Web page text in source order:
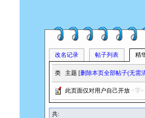
改名记录 帖子列表 精
类 主题 [删除本页全部帖子(无需
此页面仅对用户自己开放 <字>
共: